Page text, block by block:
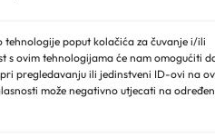
tehnologije poput kolačića za čuvanje i/ili
s ovim tehnologijama će nam omogućiti
pregledavanju ili jedinstveni ID-ovi na
može negativno utjecati na
proizveden u Biotti.
koji ljudsko tijelo pretvara u